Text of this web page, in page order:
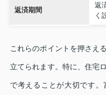
返済期間
返
く
これらのポイントを押さえ
立てられます。特に、住宅
で考えることが大切です